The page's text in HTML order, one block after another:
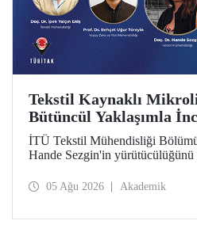
Tekstil Kaynaklı
Bütüncül Yaklaşımla
Azaltım Stratejileri
TÜBİTAK Desteği
İTÜ Tekstil Mühendisliği
Hande Sezgin'in
Koşullarına Bağlı Mikrolif
05 Ağu 2026 Akademik